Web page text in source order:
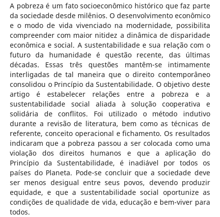
A pobreza é um fato socioeconômico histórico que faz parte
da sociedade desde milênios. O desenvolvimento econômico
e o modo de vida vivenciado na modernidade, possibilita
compreender com maior nitidez a dinâmica de disparidade
econômica e social. A sustentabilidade e sua relação com o
futuro da humanidade é questão recente, das últimas
décadas. Essas três questões mantêm-se intimamente
interligadas de tal maneira que o direito contemporâneo
consolidou o Princípio da Sustentabilidade. O objetivo deste
artigo é estabelecer relações entre a pobreza e a
sustentabilidade social aliada à solução cooperativa e
solidária de conflitos. Foi utilizado o método indutivo
durante a revisão de literatura, bem como as técnicas de
referente, conceito operacional e fichamento. Os resultados
indicaram que a pobreza passou a ser colocada como uma
violação dos direitos humanos e que a aplicação do
Princípio da Sustentabilidade, é inadiável por todos os
países do Planeta. Pode-se concluir que a sociedade deve
ser menos desigual entre seus povos, devendo produzir
equidade, e que a sustentabilidade social oportunize as
condições de qualidade de vida, educação e bem-viver para
todos.